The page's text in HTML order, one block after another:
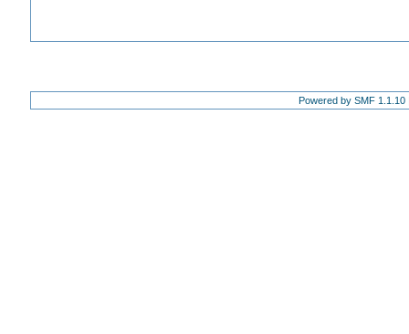
Powered by SMF 1.1.10